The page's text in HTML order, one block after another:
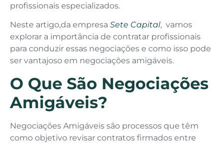
profissionais especializados.
Neste artigo,da empresa Sete Capital, vamos
explorar a importância de contratar profissionais
para conduzir essas negociações e como isso pode
ser vantajoso em negociações amigáveis.
O Que São Negociações
Amigáveis?
Negociações Amigáveis são processos que têm
como objetivo revisar contratos firmados entre